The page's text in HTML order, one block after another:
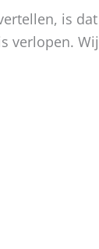
is
verlopen.